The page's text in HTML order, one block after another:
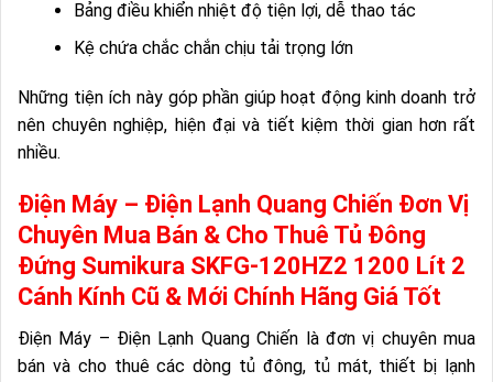
Bảng điều khiển nhiệt độ tiện lợi, dễ thao tác
Kệ chứa chắc chắn chịu tải trọng lớn
Những tiện ích này góp phần giúp hoạt động kinh doanh trở
nên chuyên nghiệp, hiện đại và tiết kiệm thời gian hơn rất
nhiều.
Điện Máy – Điện Lạnh Quang Chiến Đơn Vị
Chuyên Mua Bán & Cho Thuê Tủ Đông
Đứng Sumikura SKFG-120HZ2 1200 Lít 2
Cánh Kính Cũ & Mới Chính Hãng Giá Tốt
Điện Máy – Điện Lạnh Quang Chiến là đơn vị chuyên mua
bán và cho thuê các dòng tủ đông, tủ mát, thiết bị lạnh